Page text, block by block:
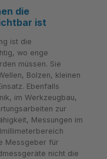
die
ist
ist die
wo enge
müssen. Sie
Bolzen, kleinen
Ebenfalls
im Werkzeugbau,
zur
Messungen im
Messgeber für
nicht die